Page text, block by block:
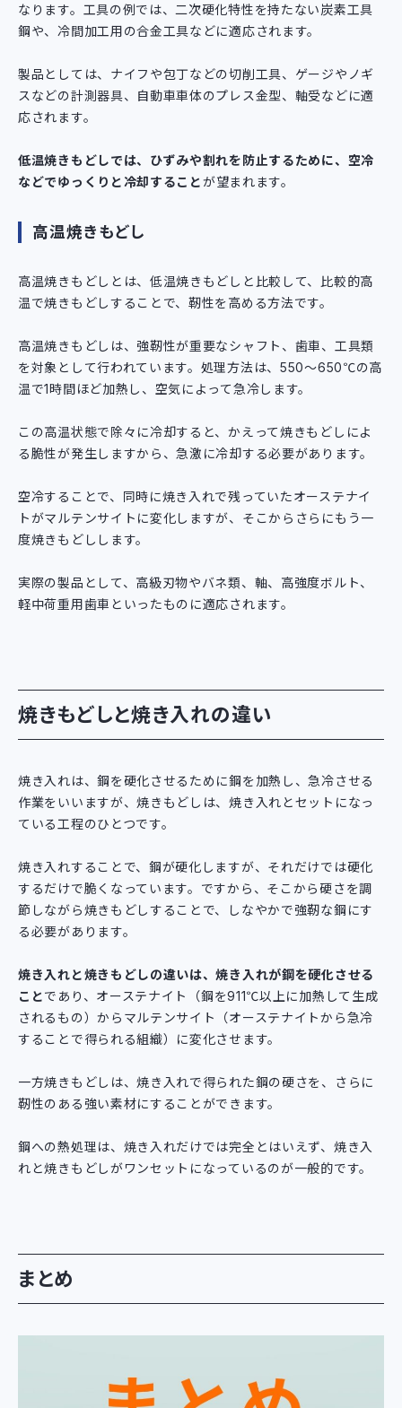
なります。工具の例では、二次硬化特性を持たない炭素工具
鋼や、冷間加工用の合金工具などに適応されます。
製品としては、ナイフや包丁などの切削工具、ゲージやノギ
スなどの計測器具、自動車車体のプレス金型、軸受などに適
応されます。
低温焼きもどしでは、ひずみや割れを防止するために、空冷
などでゆっくりと冷却することが望まれます。
高温焼きもどし
高温焼きもどしとは、低温焼きもどしと比較して、比較的高
温で焼きもどしすることで、靭性を高める方法です。
高温焼きもどしは、強靭性が重要なシャフト、歯車、工具類
を対象として行われています。処理方法は、550～650℃の高
温で1時間ほど加熱し、空気によって急冷します。
この高温状態で除々に冷却すると、かえって焼きもどしによ
る脆性が発生しますから、急激に冷却する必要があります。
空冷することで、同時に焼き入れで残っていたオーステナイ
トがマルテンサイトに変化しますが、そこからさらにもう一
度焼きもどしします。
実際の製品として、高級刃物やバネ類、軸、高強度ボルト、
軽中荷重用歯車といったものに適応されます。
焼きもどしと焼き入れの違い
焼き入れは、鋼を硬化させるために鋼を加熱し、急冷させる
作業をいいますが、焼きもどしは、焼き入れとセットになっ
ている工程のひとつです。
焼き入れすることで、鋼が硬化しますが、それだけでは硬化
するだけで脆くなっています。ですから、そこから硬さを調
節しながら焼きもどしすることで、しなやかで強靭な鋼にす
る必要があります。
焼き入れと焼きもどしの違いは、焼き入れが鋼を硬化させる
ことであり、オーステナイト（鋼を911℃以上に加熱して生成
されるもの）からマルテンサイト（オーステナイトから急冷
することで得られる組織）に変化させます。
一方焼きもどしは、焼き入れで得られた鋼の硬さを、さらに
靭性のある強い素材にすることができます。
鋼への熱処理は、焼き入れだけでは完全とはいえず、焼き入
れと焼きもどしがワンセットになっているのが一般的です。
まとめ